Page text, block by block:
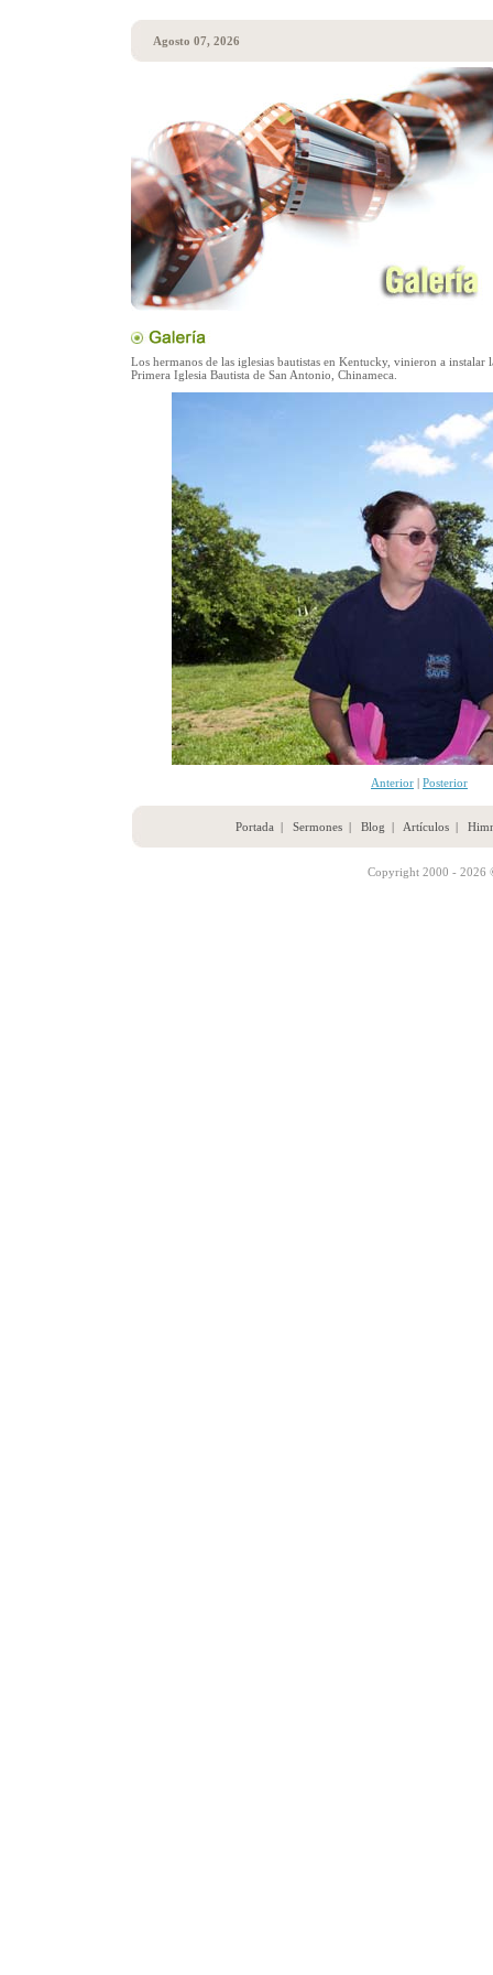
Agosto 07, 2026
Los hermanos de las iglesias bautistas en Kentucky, vinieron a instalar
Primera Iglesia Bautista de San Antonio, Chinameca.
Anterior | Posterior
Portada | Sermones| Blog | Artículos|
Copyright 2000 - 2026